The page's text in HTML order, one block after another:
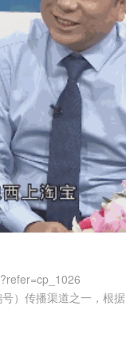
）传播渠道之一，根据